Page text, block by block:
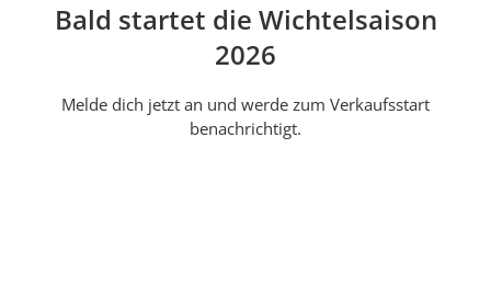
Bald startet die Wichtelsaison
2026
Melde dich jetzt an und werde zum Verkaufsstart
benachrichtigt.